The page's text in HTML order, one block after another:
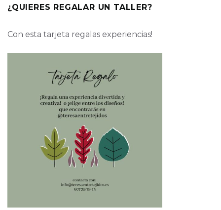
¿QUIERES REGALAR UN TALLER?
Con esta tarjeta regalas experiencias!